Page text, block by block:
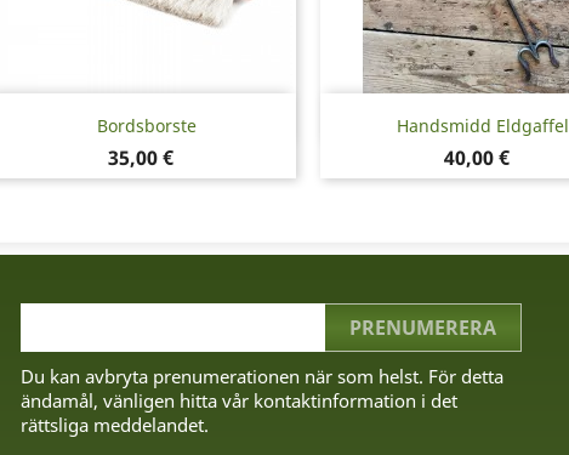
Bordsborste
Pris
35,00 €
Snabbvy Handsmidd Eldgaffel
Pris
40,00 €
Snabbvy
Du kan avbryta prenumerationen när som helst. För detta
ändamål, vänligen hitta vår kontaktinformation i det
rättsliga meddelandet.